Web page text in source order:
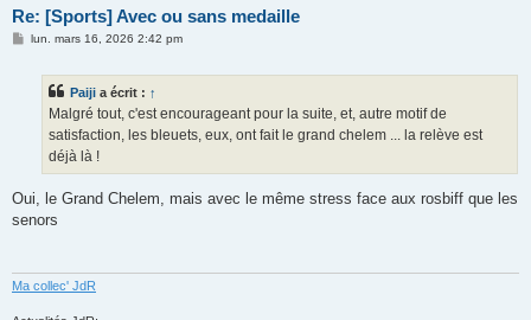
Re: [Sports] Avec ou sans medaille
Mlun. mars 16, 2026 2:42 pm
Paiji a écrit : ↑
Malgré tout, c'est encourageant pour la suite, et, autre motif de
satisfaction, les bleuets, eux, ont fait le grand chelem ... la relève est
déjà là !
Oui, le Grand Chelem, mais avec le même stress face aux rosbiff que les
senors
Ma collec' JdR